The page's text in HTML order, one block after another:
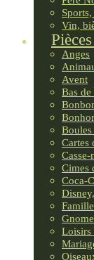
Vin,
Anges
Avent
Bas de
Boules
Cartes
Casse-
Cimes
Coca-
Loisirs